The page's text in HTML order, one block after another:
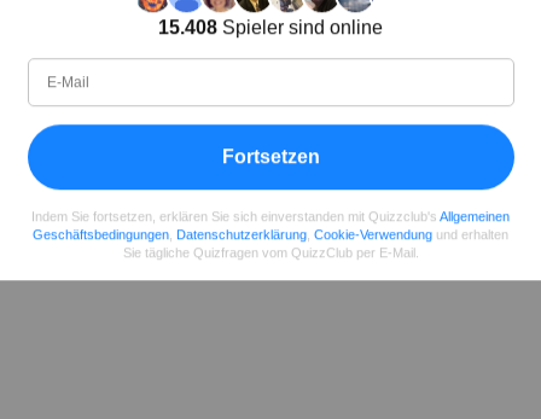
15.408 Spieler sind online
Fortsetzen
Indem Sie fortsetzen, erklären Sie sich einverstanden mit Quizzclub's Allgemeinen
Geschäftsbedingungen Datenschutzerklärung Cookie-Verwendung und erhalten
Sie tägliche Quizfragen vom QuizzClub per E-Mail.